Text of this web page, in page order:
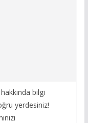
bilgi
yerdesiniz!